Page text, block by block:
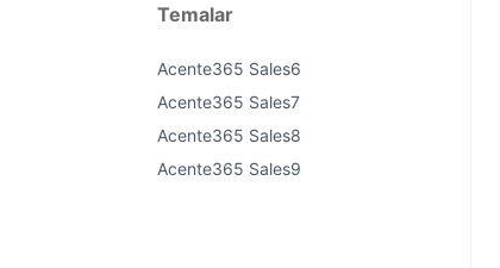
Temalar
Acente365 Sales6
Acente365 Sales7
Acente365 Sales8
Acente365 Sales9